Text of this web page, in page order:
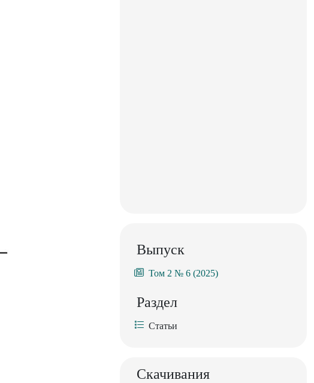
Выпуск
Том 2 № 6 (2025)
Раздел
Статьи
Скачивания